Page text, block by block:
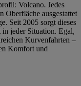
Volcano. Jedes
Oberfläche ausgestattet
Seit 2005 sorgt dieses
jeder Situation. Egal,
Kurvenfahrten –
Komfort und